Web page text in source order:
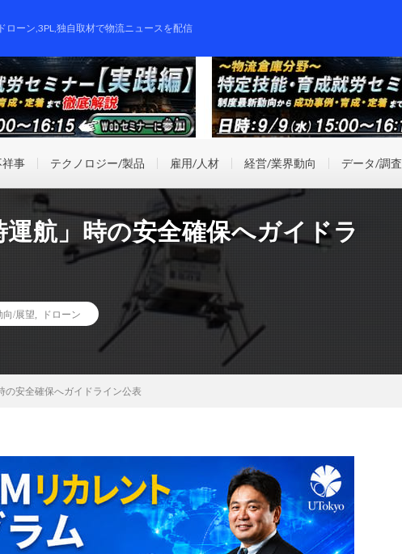
ローン,3PL,独自取材で物流ニュースを配信
事 テクノロジー/製品 雇用/人材 経営/業界動向 データ/調査
運航」時の安全確保へガイドラ
向/展望 ドローン
の安全確保へガイドライン公表